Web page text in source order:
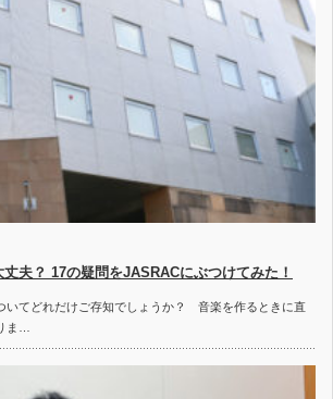
夫？ 17の疑問をJASRACにぶつけてみた！
いてどれだけご存知でしょうか？ 音楽を作るときに直
ま…